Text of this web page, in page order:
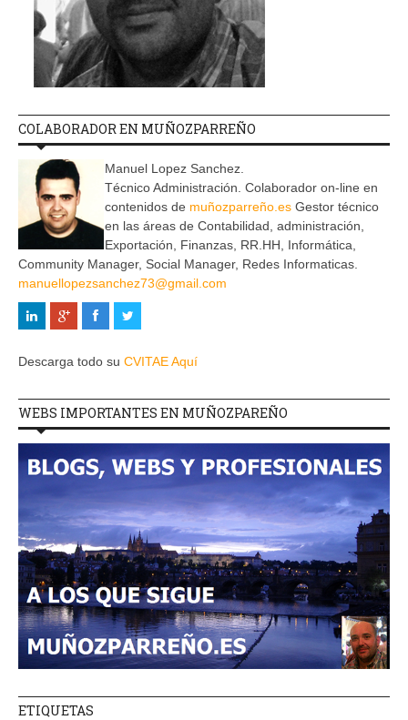
COLABORADOR EN MUÑOZPARREÑO
Manuel Lopez Sanchez.
Técnico Administración. Colaborador on-line en
contenidos de muñozparreño.es Gestor técnico
en las áreas de Contabilidad, administración,
Exportación, Finanzas, RR.HH, Informática,
Community Manager, Social Manager, Redes Informaticas.
manuellopezsanchez73@gmail.com
Descarga todo su CVITAE Aquí
WEBS IMPORTANTES EN MUÑOZPAREÑO
ETIQUETAS